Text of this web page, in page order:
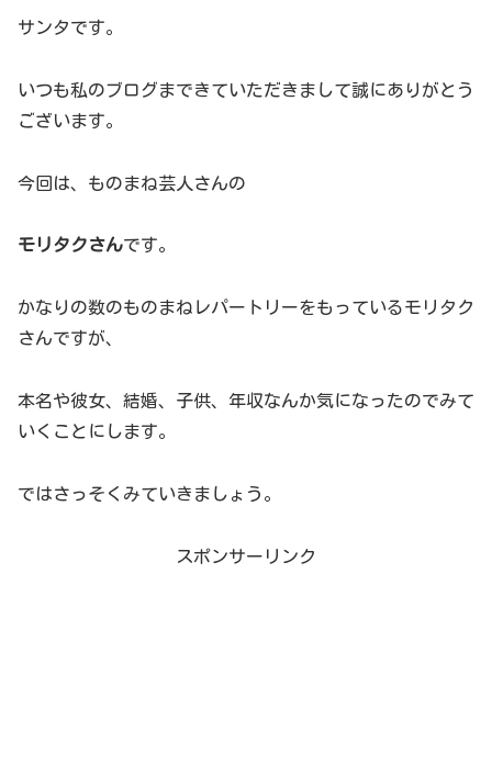
サンタです。
いつも私のブログまできていただきまして誠にありがとう
ございます。
今回は、ものまね芸人さんの
モリタクさんです。
かなりの数のものまねレパートリーをもっているモリタク
さんですが、
本名や彼女、結婚、子供、年収なんか気になったのでみて
いくことにします。
ではさっそくみていきましょう。
スポンサーリンク